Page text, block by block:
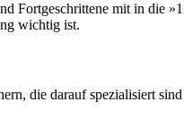
Fortgeschrittene mit in die
wichtig ist.
die darauf spezialisiert